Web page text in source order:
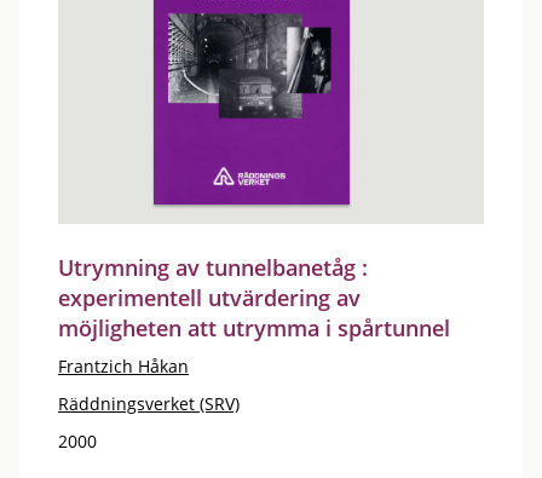
Utrymning av tunnelbanetåg :
experimentell utvärdering av
möjligheten att utrymma i spårtunnel
Frantzich Håkan
Räddningsverket (SRV)
2000